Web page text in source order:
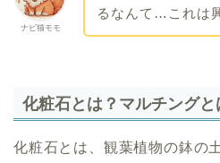
ナビ猫モモ
るなんて…これは
化粧石とは？マルチングと
化粧石とは、観葉植物の鉢の